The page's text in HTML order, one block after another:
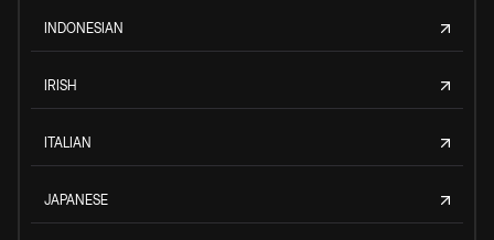
INDONESIAN
IRISH
ITALIAN
JAPANESE